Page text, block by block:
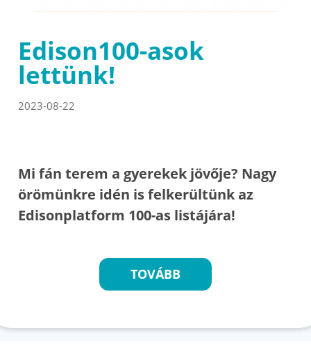
Edison100-asok
lettünk!
2023-08-22
Mi fán terem a gyerekek jövője? Nagy
örömünkre idén is felkerültünk az
Edisonplatform 100-as listájára!
TOVÁBB